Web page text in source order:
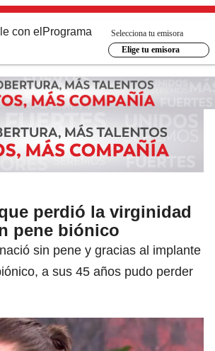
con el Programa
Selecciona tu emisora
Elige tu emisora
perdió la virginidad
pene biónico
sin pene y gracias al implante
a sus 45 años pudo perder